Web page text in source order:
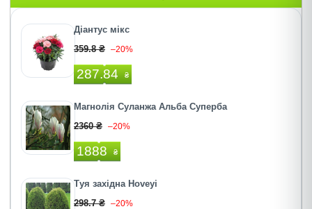
Діантус мікс
359.8 ₴ –20%
287.84 ₴
Магнолія Суланжа Альба Суперба
2360 ₴ –20%
1888 ₴
Туя західна Hoveyi
298.7 ₴ –20%